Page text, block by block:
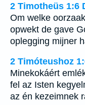
2 Timotheüs 1:6
Om welke
opwekt de gave
oplegging mijner
2 Timóteushoz
Minekokáért
fel az Isten
az én kezeimnek